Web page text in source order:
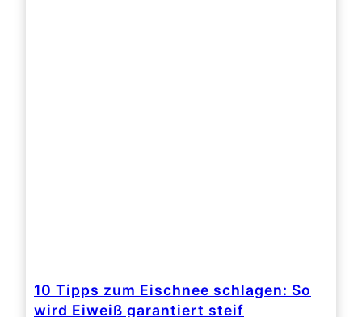
10 Tipps zum Eischnee schlagen: So
wird Eiweiß garantiert steif